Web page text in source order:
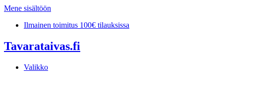
Mene sisältöön
Ilmainen toimitus 100€ tilauksissa
Tavarataivas.fi
Valikko